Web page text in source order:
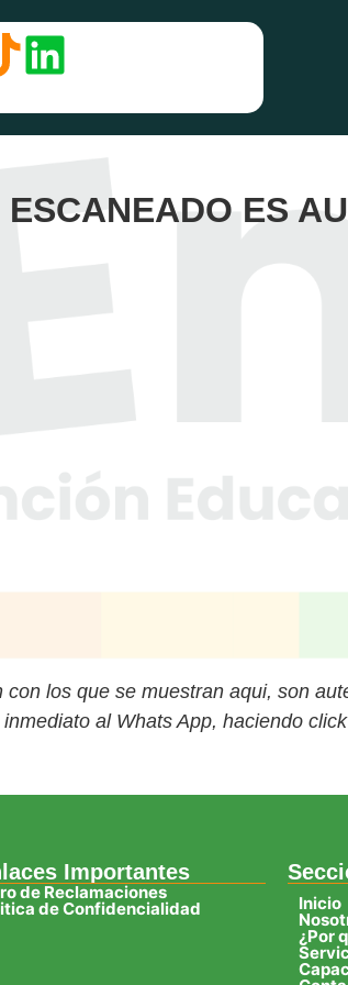
ES
los que se muestran aqui, son
al Whats App, haciendo
Importantes
de Reclamaciones
de Confidencialidad Inicio
¿Por